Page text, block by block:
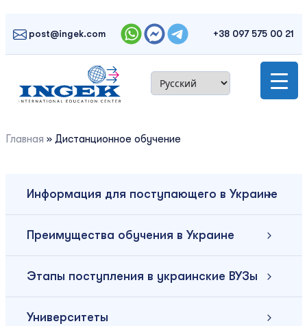
contentpost@ingek.com +38 097 575 00 21
Главная » Дистанционное обучение
Информация для поступающего в Украине
Преимущества обучения в Украине
Этапы поступления в украинские ВУЗы
Университеты